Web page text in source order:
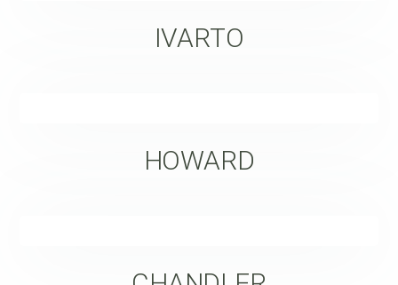
IVARTO
HOWARD